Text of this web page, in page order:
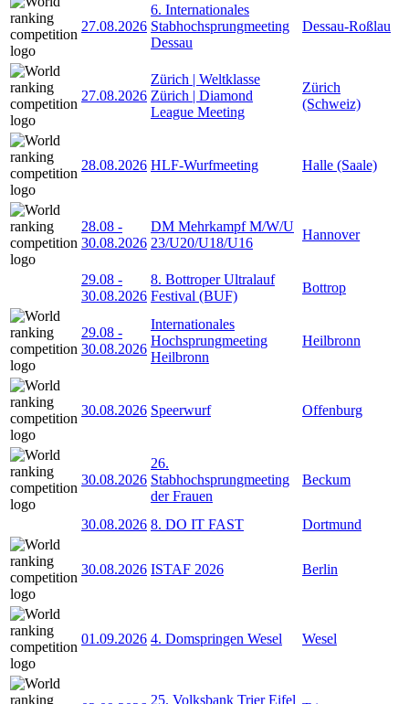
27.08.2026
6. Internationales
Stabhochsprungmeeting
Dessau
Dessau-Roßlau
27.08.2026
Zürich | Weltklasse
Zürich | Diamond
League Meeting
Zürich
(Schweiz)
28.08.2026 HLF-Wurfmeeting Halle (Saale)
28.08 -
30.08.2026
DM Mehrkampf M/W/U
23/U20/U18/U16
Hannover
29.08 -
30.08.2026
8. Bottroper Ultralauf
Festival (BUF)
Bottrop
29.08 -
30.08.2026
Internationales
Hochsprungmeeting
Heilbronn
Heilbronn
30.08.2026 Speerwurf Offenburg
30.08.2026
26.
Stabhochsprungmeeting
der Frauen
Beckum
30.08.2026 8. DO IT FAST Dortmund
30.08.2026 ISTAF 2026 Berlin
01.09.2026 4. Domspringen Wesel Wesel
25. Volksbank Trier Eifel